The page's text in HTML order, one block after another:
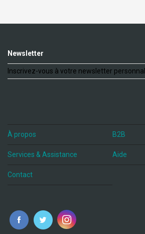
Newsletter
Inscrivez-vous à votre newsletter
À propos B2B
Services & Assistance Aide
Contact
fr